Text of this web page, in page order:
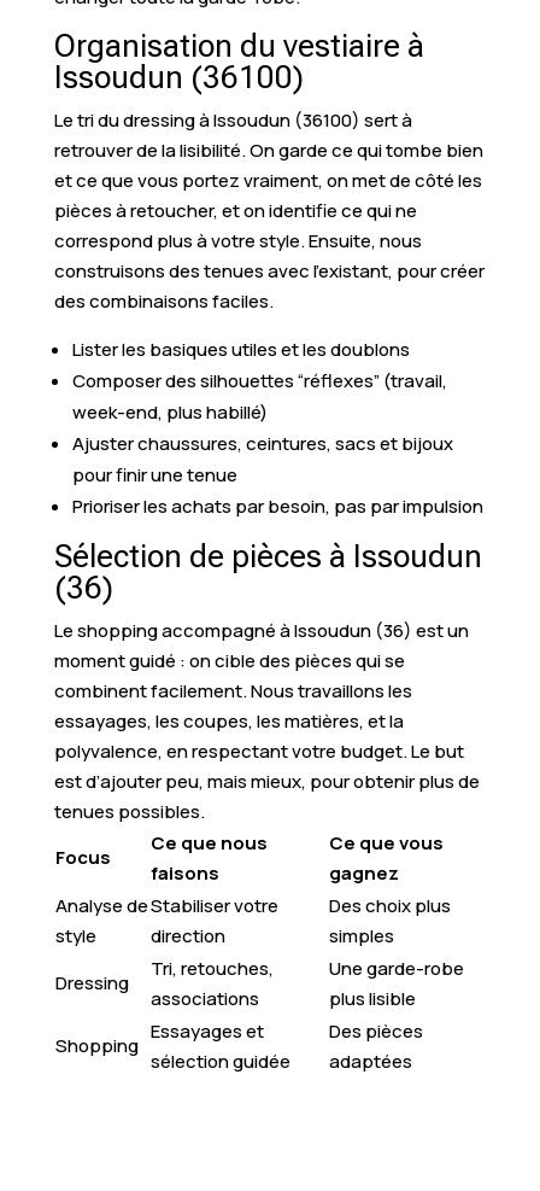
Organisation du vestiaire à
Issoudun (36100)
Le tri du dressing à Issoudun (36100) sert à
retrouver de la lisibilité. On garde ce qui tombe bien
et ce que vous portez vraiment, on met de côté les
pièces à retoucher, et on identifie ce qui ne
correspond plus à votre style. Ensuite, nous
construisons des tenues avec l’existant, pour créer
des combinaisons faciles.
Lister les basiques utiles et les doublons
Composer des silhouettes “réflexes” (travail,
week-end, plus habillé)
Ajuster chaussures, ceintures, sacs et bijoux
pour finir une tenue
Prioriser les achats par besoin, pas par impulsion
Sélection de pièces à Issoudun
(36)
Le shopping accompagné à Issoudun (36) est un
moment guidé : on cible des pièces qui se
combinent facilement. Nous travaillons les
essayages, les coupes, les matières, et la
polyvalence, en respectant votre budget. Le but
est d’ajouter peu, mais mieux, pour obtenir plus de
tenues possibles.
Focus
Ce que nous
faisons
Ce que vous
gagnez
Analyse de
style
Stabiliser votre
direction
Des choix plus
simples
Dressing
Tri, retouches,
associations
Une garde-robe
plus lisible
Shopping
Essayages et
sélection guidée
Des pièces
adaptées